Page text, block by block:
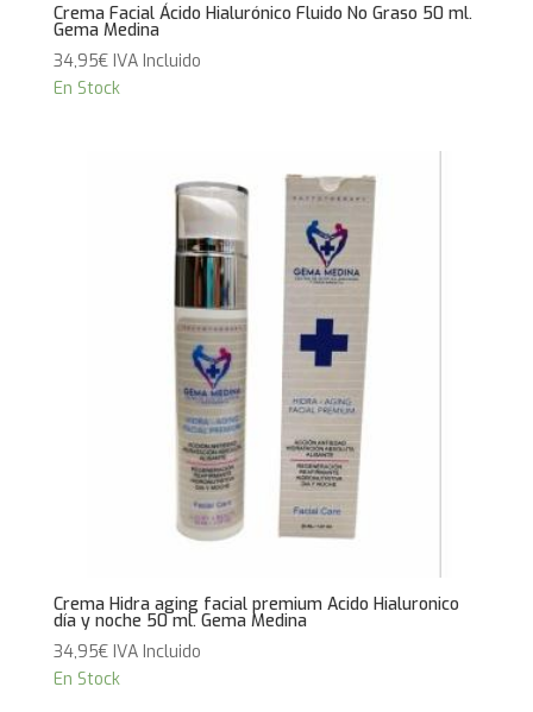
Crema Facial Ácido Hialurónico Fluido No Graso 50 ml.
Gema Medina
34,95€ IVA Incluido
En Stock
Crema Hidra aging facial premium Acido Hialuronico
día y noche 50 ml. Gema Medina
34,95€ IVA Incluido
En Stock